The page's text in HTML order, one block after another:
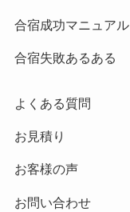
合宿成功マニュアル
合宿失敗あるある
よくある質問
お見積り
お客様の声
お問い合わせ